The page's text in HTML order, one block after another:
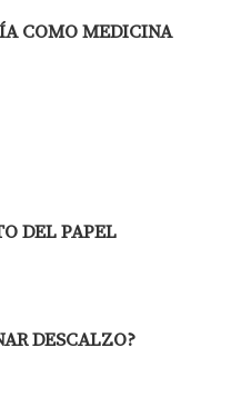
COMO MEDICINA
DEL PAPEL
DESCALZO?